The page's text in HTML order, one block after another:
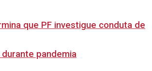
que PF investigue conduta de
pandemia